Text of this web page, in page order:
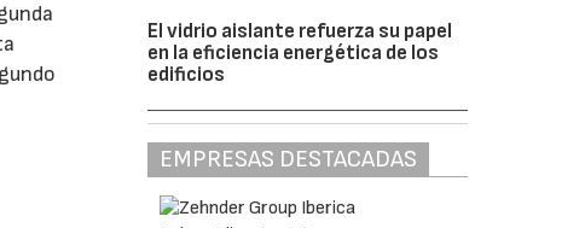
El vidrio aislante refuerza su papel
en la eficiencia energética de los
edificios
EMPRESAS DESTACADAS